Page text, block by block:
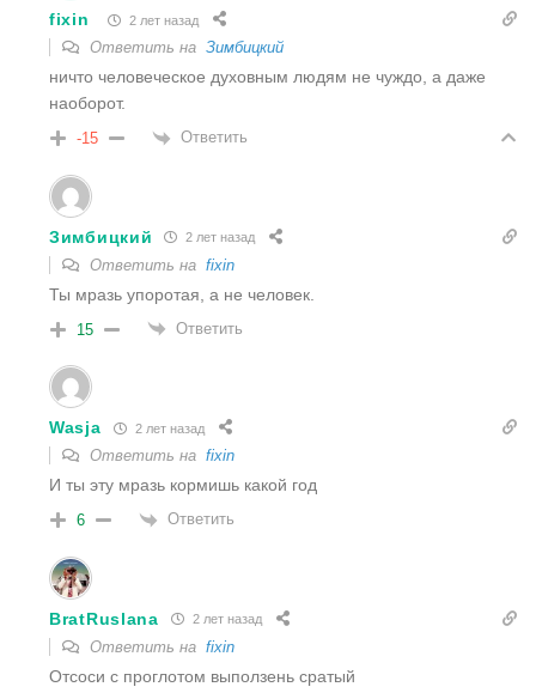
fixin 2 лет назад
Ответить на Зимбицкий
ничто человеческое духовным людям не чуждо, а даже
наоборот.
-15 Ответить
Зимбицкий 2 лет назад
Ответить на fixin
Ты мразь упоротая, а не человек.
15 Ответить
Wasja 2 лет назад
Ответить на fixin
И ты эту мразь кормишь какой год
6 Ответить
BratRuslana 2 лет назад
Ответить на fixin
Отсоси с проглотом выползень сратый